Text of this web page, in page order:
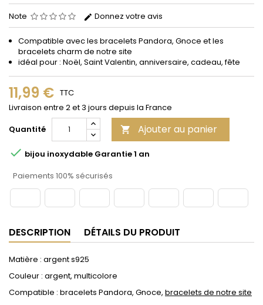
Note Donnez votre avis
Compatible avec les bracelets Pandora, Gnoce et les
bracelets charm de notre site
idéal pour : Noël, Saint Valentin, anniversaire, cadeau, fête
11,99 € TTC
Livraison entre 2 et 3 jours depuis la France
Quantité
 Ajouter au panier
 bijou inoxydable Garantie 1 an
Paiements 100% sécurisés
DESCRIPTION DÉTAILS DU PRODUIT
Matière : argent s925
Couleur : argent, multicolore
Compatible : bracelets Pandora, Gnoce, bracelets de notre site